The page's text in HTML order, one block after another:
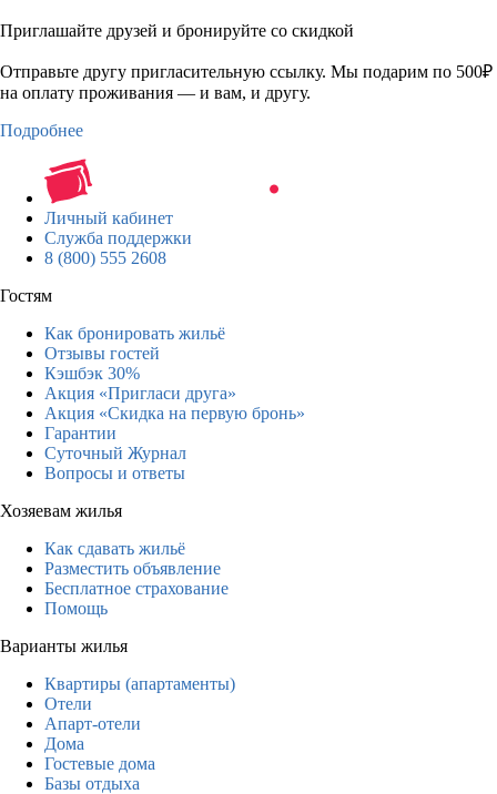
Приглашайте друзей и бронируйте со скидкой
Отправьте другу пригласительную ссылку. Мы подарим по 500₽
на оплату проживания — и вам, и другу.
Подробнее
Личный кабинет
Служба поддержки
8 (800) 555 2608
Гостям
Как бронировать жильё
Отзывы гостей
Кэшбэк 30%
Акция «Пригласи друга»
Акция «Скидка на первую бронь»
Гарантии
Суточный Журнал
Вопросы и ответы
Хозяевам жилья
Как сдавать жильё
Разместить объявление
Бесплатное страхование
Помощь
Варианты жилья
Квартиры (апартаменты)
Отели
Апарт-отели
Дома
Гостевые дома
Базы отдыха